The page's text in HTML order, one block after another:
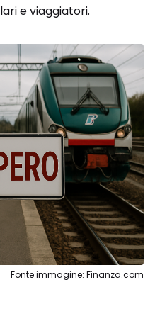
e viaggiatori.
Fonte immagine: Finanza.com